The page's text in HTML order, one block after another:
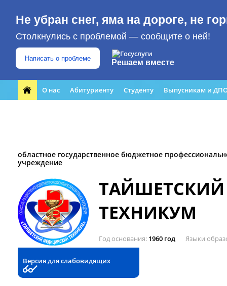
Не убран снег, яма на дороге, не
Столкнулись с проблемой — сообщите о ней!
Написать о проблеме Решаем вместе
О нас Абитуриенту Студенту Выпусникам и
областное государственное бюджетное
учреждение
ТЕХНИКУМ
Год основания 1960 год Языки
Версия для слабовидящих